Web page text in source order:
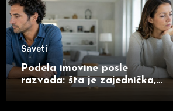
Saveti
Podela imovine posle
razvoda: šta je zajednička,
a šta posebna imovina
supružnika